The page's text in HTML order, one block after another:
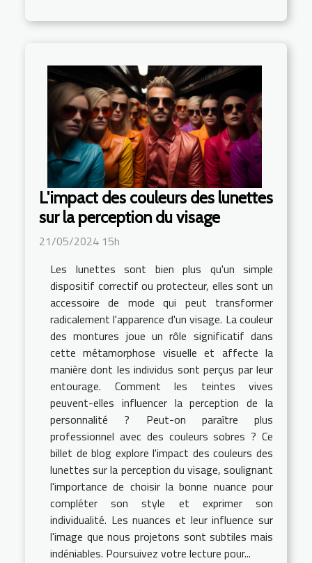
L'impact des couleurs des lunettes
sur la perception du visage
21/05/2024 15h
Les lunettes sont bien plus qu'un simple
dispositif correctif ou protecteur, elles sont un
accessoire de mode qui peut transformer
radicalement l'apparence d'un visage. La couleur
des montures joue un rôle significatif dans
cette métamorphose visuelle et affecte la
manière dont les individus sont perçus par leur
entourage. Comment les teintes vives
peuvent-elles influencer la perception de la
personnalité ? Peut-on paraître plus
professionnel avec des couleurs sobres ? Ce
billet de blog explore l'impact des couleurs des
lunettes sur la perception du visage, soulignant
l'importance de choisir la bonne nuance pour
compléter son style et exprimer son
individualité. Les nuances et leur influence sur
l'image que nous projetons sont subtiles mais
indéniables. Poursuivez votre lecture pour...